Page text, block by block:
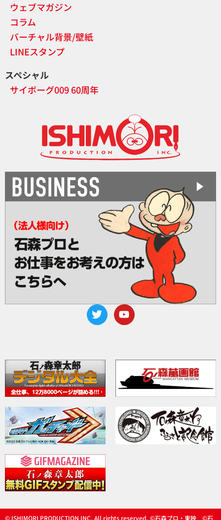
ウェブマガジン
コラム
バーチャル背景/壁紙
LINEスタンプ
スペシャル
サイボーグ009 60周年
© ISHIMORI PRODUCTION INC, All rights reserved. ©石森プロ・東映 ©石